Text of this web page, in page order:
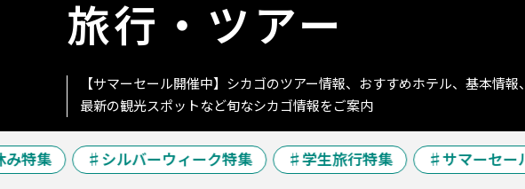
旅行・ツアー
【サマーセール開催中】シカゴのツアー情報、おすすめホテル、基本情報、
最新の観光スポットなど旬なシカゴ情報をご案内
特集 シルバーウィーク特集 学生旅行特集 サマーセール